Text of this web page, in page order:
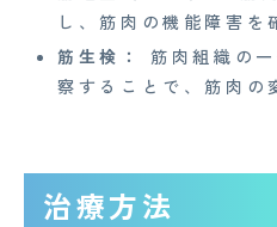
し、筋肉の機能障害を
筋生検：
筋肉組織の
察することで、筋肉の
治療方法
Z産業医事務所
情報セキュリティ基本方針